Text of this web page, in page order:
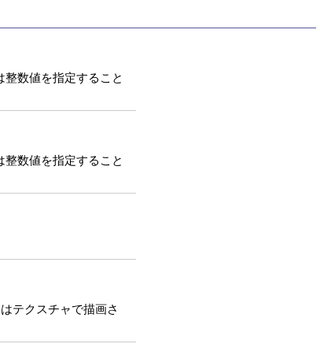
数値を指定すること
数値を指定すること
テクスチャで描画さ